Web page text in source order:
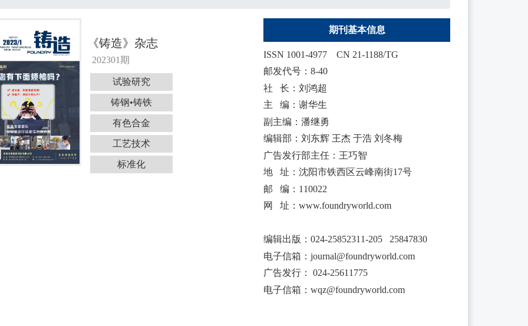
《铸造》杂志
202301期
试验研究
铸钢•铸铁
有色合金
工艺技术
标准化
期刊基本信息
ISSN 1001-4977CN 21-1188/TG
邮发代号：8-40
社 长：刘鸿超
主 编：谢华生
副主编：潘继勇
编辑部：刘东辉 王杰 于浩 刘冬梅
广告发行部主任：王巧智
地 址：沈阳市铁西区云峰南街17号
邮 编：110022
网 址：www.foundryworld.com
编辑出版 ：024-25852311-205 25847830
电子信箱：journal@foundryworld.com
广告发行：
024-25611775
电子信箱：wqz@foundryworld.com